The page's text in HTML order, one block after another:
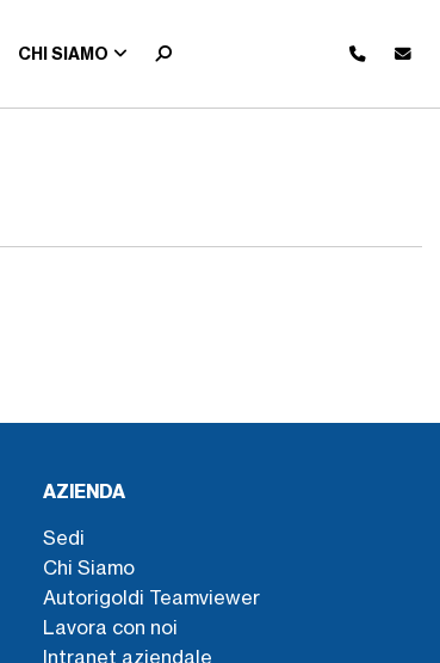
CHI SIAMO
AZIENDA
Sedi
Chi Siamo
Autorigoldi Teamviewer
Lavora con noi
Intranet aziendale